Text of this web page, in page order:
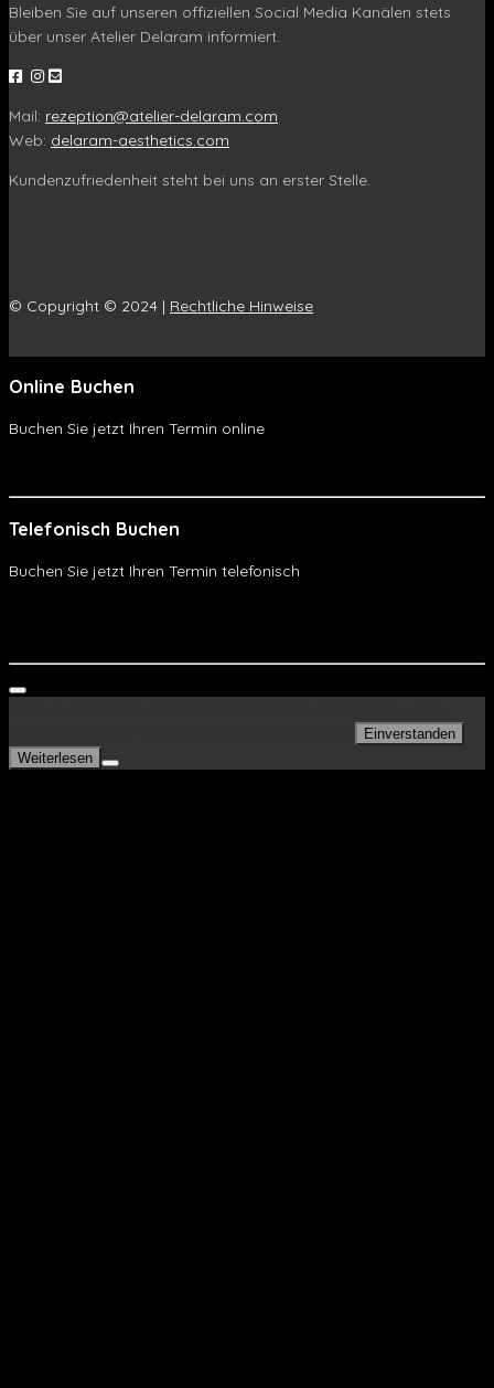
Bleiben Sie auf unseren offiziellen Social Media Kanälen stets
über unser Atelier Delaram informiert.
Mail: rezeption@atelier-delaram.com
Web: delaram-aesthetics.com
Kundenzufriedenheit steht bei uns an erster Stelle.
© Copyright © 2024 | Rechtliche Hinweise
Online Buchen
Buchen Sie jetzt Ihren Termin online
Telefonisch Buchen
Buchen Sie jetzt Ihren Termin telefonisch
Einverstanden
Weiterlesen